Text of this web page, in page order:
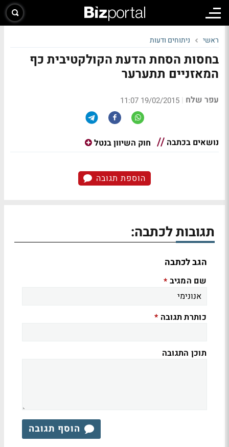
ראשי ניתוחים ודעות
בחסות הסחת הדעת הקולקטיבית כף
המאזניים תתערער
עפר שלח |
19/02/2015 11:07
נושאים בכתבה חוק השיוון בנטל
הוספת תגובה
תגובות לכתבה:
הגב לכתבה
שם המגיב *
כותרת תגובה *
תוכן התגובה
הוסף תגובה